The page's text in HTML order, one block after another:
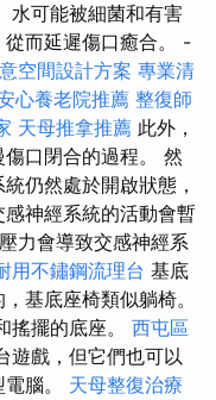
水可能被細菌和有害
而延遲傷口癒合。 -
空間設計方案 專業清
心養老院推薦 整復師
天母推拿推薦 此外，
口閉合的過程。 然
仍然處於開啟狀態，
神經系統的活動會暫
力會導致交感神經系
用不鏽鋼流理台 基底
基底座椅類似躺椅。
搖擺的底座。 西屯區
遊戲，但它們也可以
腦。 天母整復治療